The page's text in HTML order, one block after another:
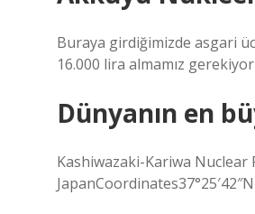
Buraya girdiğimizde asgari
16.000 lira almamız
Dünyanın en
Kashiwazaki-Kariwa Nuclear